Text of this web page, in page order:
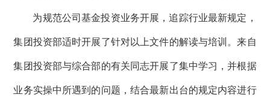
为规范公司基金投资业务开展，追踪行业最新规定，
集团投资部适时开展了针对以上文件的解读与培训。来自
集团投资部与综合部的有关同志开展了集中学习，并根据
业务实操中所遇到的问题，结合最新出台的规定内容进行